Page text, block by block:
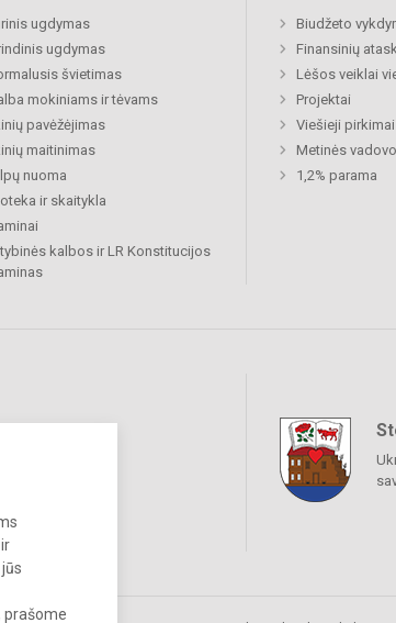
prašome
ugdymas
ugdymas
švietimas
mokiniams ir tėvams
pavėžėjimas
maitinimas
nuoma
ir skaitykla
kalbos ir LR Konstitucijos
Biudžeto
Finansinių
Lėšos veiklai
Projektai
Viešieji pirkimai
Metinės
1,2% parama